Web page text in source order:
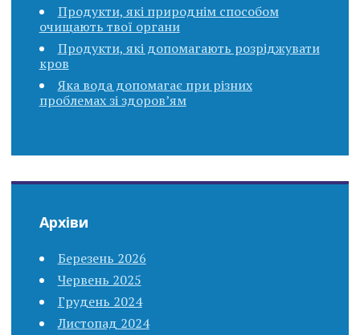
Продукти, які природнім способом
очищають твої органи
Продукти, які допомагають розріджувати
кров
Яка вода допомагає при різних
проблемах зі здоров’ям
Архіви
Березень 2026
Червень 2025
Грудень 2024
Листопад 2024